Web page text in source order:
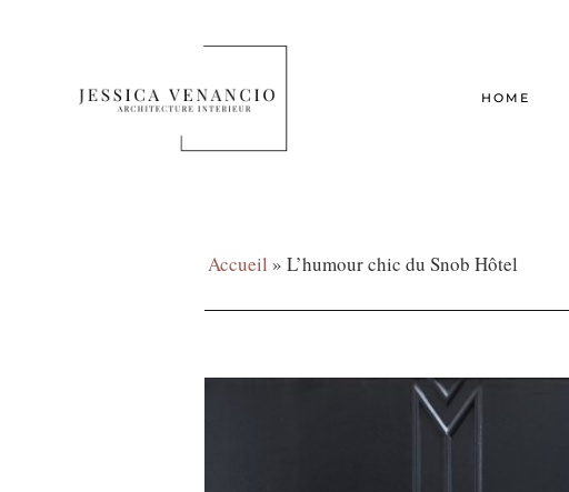
HOME
Accueil » L’humour chic du Snob Hôtel